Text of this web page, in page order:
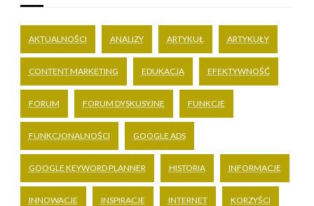
AKTUALNOŚCI ANALIZY ARTYKUŁ ARTYKUŁY
CONTENT MARKETING EDUKACJA EFEKTYWNOŚĆ
FORUM FORUM DYSKUSYJNE FUNKCJE
FUNKCJONALNOŚCI GOOGLE ADS
GOOGLE KEYWORD PLANNER HISTORIA INFORMACJE
INNOWACJE INSPIRACJE INTERNET KORZYŚCI